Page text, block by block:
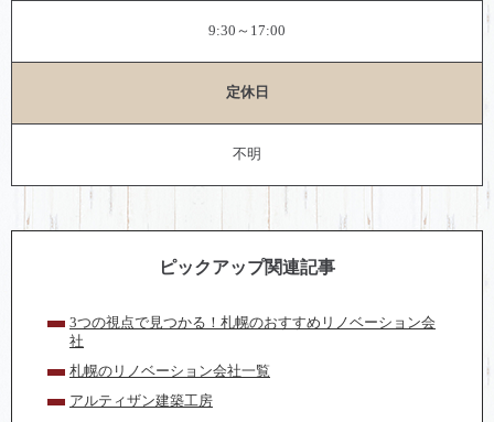
9:30～17:00
定休日
不明
ピックアップ関連記事
3つの視点で見つかる！札幌のおすすめリノベーション会
社
札幌のリノベーション会社一覧
アルティザン建築工房